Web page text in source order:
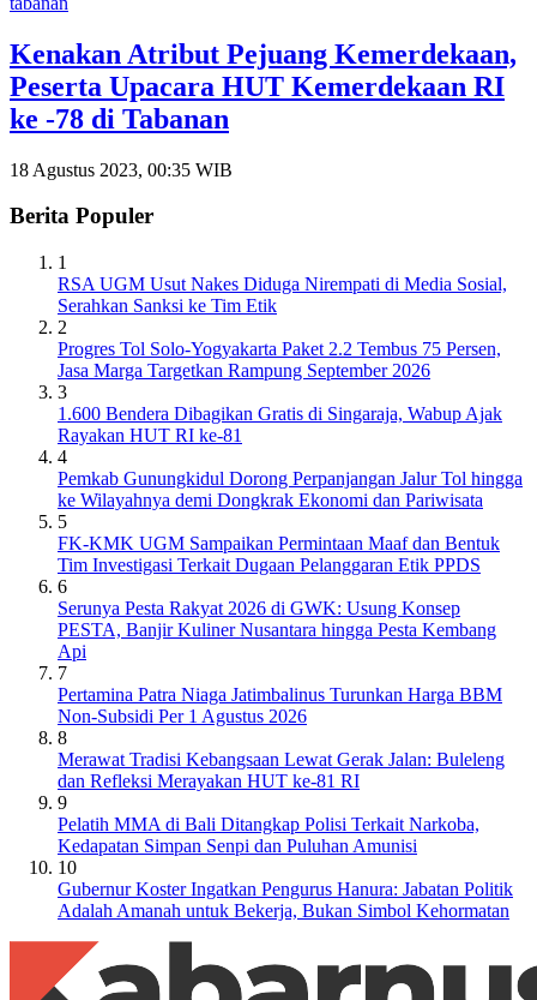
Kenakan Atribut Pejuang Kemerdekaan,
Peserta Upacara HUT Kemerdekaan RI
ke -78 di Tabanan
18 Agustus 2023, 00:35 WIB
Berita Populer
1
RSA UGM Usut Nakes Diduga Nirempati di Media Sosial,
Serahkan Sanksi ke Tim Etik
2
Progres Tol Solo-Yogyakarta Paket 2.2 Tembus 75 Persen,
Jasa Marga Targetkan Rampung September 2026
3
1.600 Bendera Dibagikan Gratis di Singaraja, Wabup Ajak
Rayakan HUT RI ke-81
4
Pemkab Gunungkidul Dorong Perpanjangan Jalur Tol hingga
ke Wilayahnya demi Dongkrak Ekonomi dan Pariwisata
5
FK-KMK UGM Sampaikan Permintaan Maaf dan Bentuk
Tim Investigasi Terkait Dugaan Pelanggaran Etik PPDS
6
Serunya Pesta Rakyat 2026 di GWK: Usung Konsep
PESTA, Banjir Kuliner Nusantara hingga Pesta Kembang
Api
7
Pertamina Patra Niaga Jatimbalinus Turunkan Harga BBM
Non-Subsidi Per 1 Agustus 2026
8
Merawat Tradisi Kebangsaan Lewat Gerak Jalan: Buleleng
dan Refleksi Merayakan HUT ke-81 RI
9
Pelatih MMA di Bali Ditangkap Polisi Terkait Narkoba,
Kedapatan Simpan Senpi dan Puluhan Amunisi
10
Gubernur Koster Ingatkan Pengurus Hanura: Jabatan Politik
Adalah Amanah untuk Bekerja, Bukan Simbol Kehormatan